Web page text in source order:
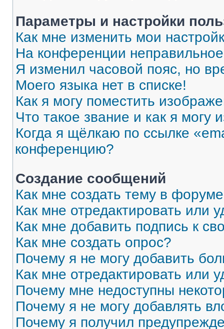
Параметры и настройки
Как мне изменить мои
На конференции
Я изменил часовой пояс, но
Моего языка нет в списке!
Как я могу поместить
Что такое звание и как я могу
Когда я щёлкаю по ссылке
конференцию?
Создание сообщений
Как мне создать тему в
Как мне отредактировать или
Как мне добавить подпись к
Как мне создать опрос?
Почему я не могу добавить
Как мне отредактировать или
Почему мне недоступны
Почему я не могу добавлять
Почему я получил